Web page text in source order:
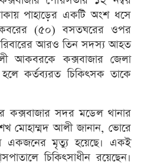
পাহাড়ের একটি অংশ ধসে
(৫০) বসতঘরের ওপর
আরও তিন সদস্য আহত
আকবরকে কক্সবাজার জেলা
কর্তব্যরত চিকিৎসক তাকে
কক্সবাজার সদর মডেল থানার
মোহাম্মদ আলী জানান, ভোরে
একজনের মৃত্যু হয়েছে। একই
চিকিৎসাধীন রয়েছেন।